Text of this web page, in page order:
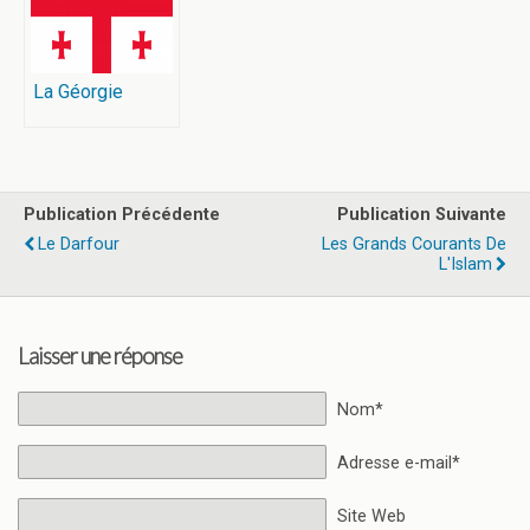
La Géorgie
Publication Précédente
Le Darfour
Publication Suivante
Les Grands Courants De
L'Islam
Laisser une réponse
Nom*
Adresse e-mail*
Site Web